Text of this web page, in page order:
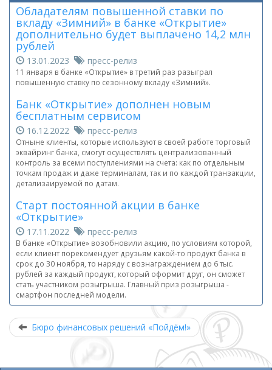
Обладателям повышенной ставки по
вкладу «Зимний» в банке «Открытие»
дополнительно будет выплачено 14,2 млн
рублей
13.01.2023 пресс-релиз
11 января в банке «Открытие» в третий раз разыграл
повышенную ставку по сезонному вкладу «Зимний».
Банк «Открытие» дополнен новым
бесплатным сервисом
16.12.2022 пресс-релиз
Отныне клиенты, которые используют в своей работе торговый
эквайринг банка, смогут осуществлять централизованный
контроль за всеми поступлениями на счета: как по отдельным
точкам продаж и даже терминалам, так и по каждой транзакции,
детализаируемой по датам.
Старт постоянной акции в банке
«Открытие»
17.11.2022 пресс-релиз
В банке «Открытие» возобновили акцию, по условиям которой,
если клиент порекомендует друзьям какой-то продукт банка в
срок до 30 ноября, то наряду с вознаграждением до 6 тыс.
рублей за каждый продукт, который оформит друг, он сможет
стать участником розыгрыша. Главный приз розыгрыша -
смартфон последней модели.
Бюро финансовых решений «Пойдём!»